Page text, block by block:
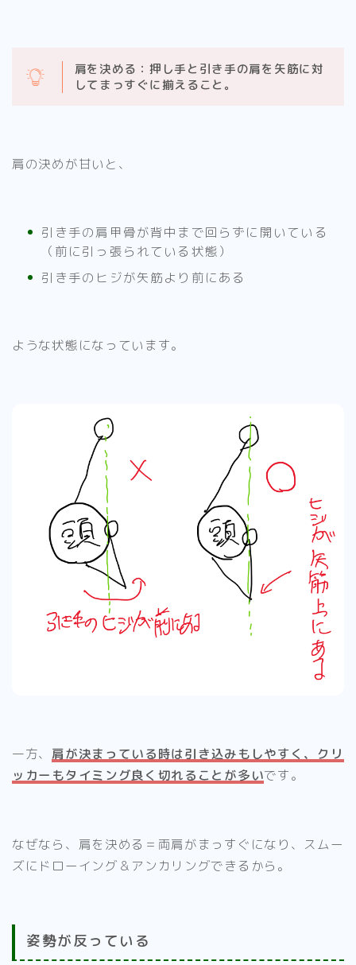
肩を決める：押し手と引き手の肩を矢筋に対
してまっすぐに揃えること。
肩の決めが甘いと、
引き手の肩甲骨が背中まで回らずに開いている
（前に引っ張られている状態）
引き手のヒジが矢筋より前にある
ような状態になっています。
一方、肩が決まっている時は引き込みもしやすく、クリ
ッカーもタイミング良く切れることが多いです。
なぜなら、肩を決める＝両肩がまっすぐになり、スムー
ズにドローイング＆アンカリングできるから。
姿勢が反っている